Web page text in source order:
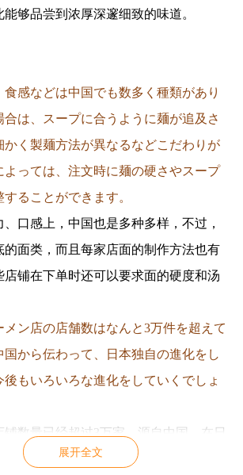
够品尝到浓厚深邃细致的味道。
感などは中国でも数多く種類があり
合は、スープに合うように麺が追及さ
かく製麺方法が異なるなどこだわりが
よっては、注文時に麺の硬さやスープ
ることができます。
口感上，中国也是多种多样，不过，
的面类，而且每家店面的制作方法也有
店铺在下单时还可以要求面的硬度和汤
ン店の店舗数はなんと3万件を超えて
国から伝わって、日本独自の進化をし
もいろいろな進化をしていくでしょ
铺数量已经超过3万家。源自中国，在日
后的拉面今后也会不断发展！
展开全文